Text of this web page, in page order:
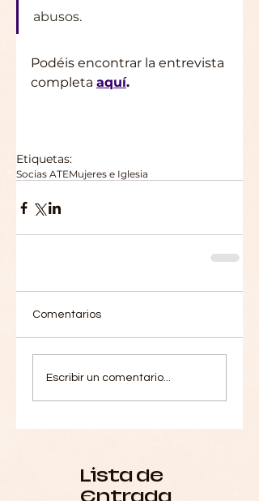
abusos.
Podéis encontrar la entrevista
completa aquí.
Etiquetas:
Socias ATEMujeres e Iglesia
Comentarios
Escribir un comentario...
Lista de
Entrada